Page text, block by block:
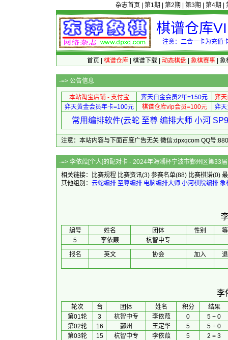
杂志首页 第1期 第2期 第3期 第4期
棋谱仓库
注意：二合一卡为充值
首页 棋谱仓库| 棋谱下载| 动态棋盘| 象棋赛事| 象
-=> 公告信息
本站淘宝店铺 - 支付宝 弈天白金会员2年=150元
弈
弈天黄金会员年卡=100元
棋谱仓库vip会员=100元 弈
常用编排软件(云蛇 至尊 编排大师 小河
注意：本站内容与下面百度广告无关 微信:dpxqcom QQ号
-=> 李依葭[个人]的配对卡 - 2024年海潮杯宁
相关链接：
比赛规程 比赛资讯(3) 参赛名单(88) 比赛棋谱(0)
其他组别： 云蛇编排 至尊编排 电脑编排大师 小河棋院编排 象
编号 姓名 团体 性别
5
李依葭
杭智中专
报名
英文 协会 加入
李
轮次 台 团体 姓名 积分
结果
第01轮
3 杭智中专 李依葭 0
5 + 0
第02轮
16 鄞州 王定华 5
5 + 0
第03轮
15 杭智中专 李依葭 5
2 = 3